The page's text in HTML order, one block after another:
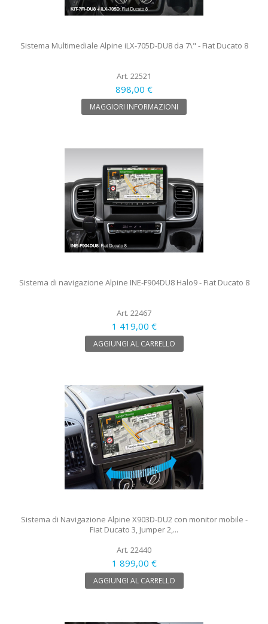
Sistema Multimediale Alpine iLX-705D-DU8 da 7\" - Fiat Ducato 8
Art. 22521
898,00 €
MAGGIORI INFORMAZIONI
Sistema di navigazione Alpine INE-F904DU8 Halo9 - Fiat Ducato 8
Art. 22467
1 419,00 €
AGGIUNGI AL CARRELLO
Sistema di Navigazione Alpine X903D-DU2 con monitor mobile -
Fiat Ducato 3, Jumper 2,...
Art. 22440
1 899,00 €
AGGIUNGI AL CARRELLO